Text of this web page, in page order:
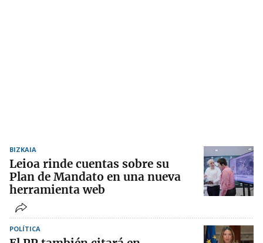
BIZKAIA
Leioa rinde cuentas sobre su
Plan de Mandato en una nueva
herramienta web
POLÍTICA